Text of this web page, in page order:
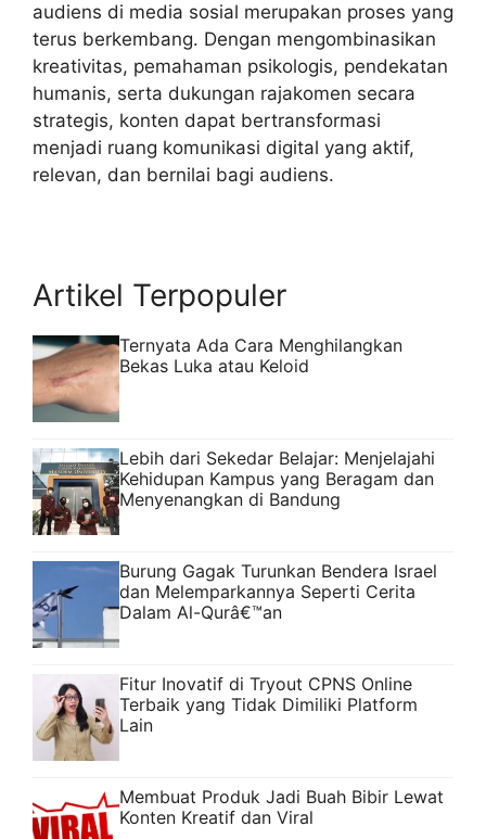
audiens di media sosial merupakan proses yang
terus berkembang. Dengan mengombinasikan
kreativitas, pemahaman psikologis, pendekatan
humanis, serta dukungan rajakomen secara
strategis, konten dapat bertransformasi
menjadi ruang komunikasi digital yang aktif,
relevan, dan bernilai bagi audiens.
Artikel Terpopuler
Ternyata Ada Cara Menghilangkan
Bekas Luka atau Keloid
Lebih dari Sekedar Belajar: Menjelajahi
Kehidupan Kampus yang Beragam dan
Menyenangkan di Bandung
Burung Gagak Turunkan Bendera Israel
dan Melemparkannya Seperti Cerita
Dalam Al-Qurâ€™an
Fitur Inovatif di Tryout CPNS Online
Terbaik yang Tidak Dimiliki Platform
Lain
Membuat Produk Jadi Buah Bibir Lewat
Konten Kreatif dan Viral